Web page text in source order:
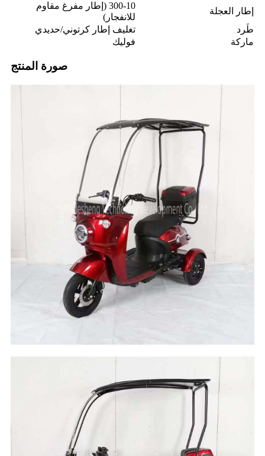
إطار العجلة
300-10 (إطار مفرغ مقاوم
للانفجار)
طَرد
تغليف إطار كرتوني/حديدي
ماركة
فوليك
صورة المنتج